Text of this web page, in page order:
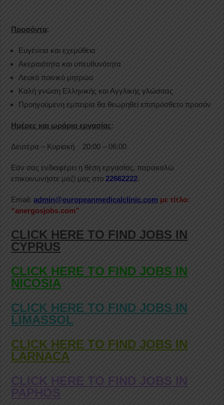
Προσόντα:
Ευγένεια και εχεμύθεια
Ακεραιότητα και υπευθυνότητα
Λευκό ποινικό μητρώο
Καλή γνώση Ελληνικής και Αγγλικής γλώσσας
Προηγούμενη εμπειρία θα θεωρηθεί επιπρόσθετο προσόν
Ημέρες και ωράριο εργασίας:
Δευτέρα – Κυριακή 20:00 – 06:00
Εάν σας ενδιαφέρει η θέση εργασίας, παρακαλώ
επικοινωνήστε μαζί μας στο22662222.
Email:admin@europeanmedicalclinic.com με τίτλο:
“anergosjobs.com”
CLICK HERE TO FIND JOBS IN
CYPRUS
CLICK HERE TO FIND JOBS IN
NICOSIA
CLICK HERE TO FIND JOBS IN
LIMASSOL
CLICK HERE TO FIND JOBS IN
LARNACA
CLICK HERE TO FIND JOBS IN
PAPHOS